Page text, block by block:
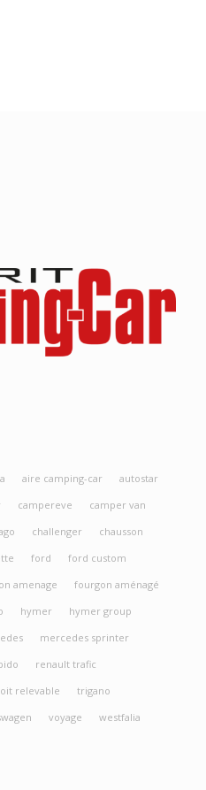
aire camping-car
autostar
campereve
camper van
challenger
chausson
ford
ford custom
amenage
fourgon aménagé
hymer
hymer group
mercedes sprinter
renault trafic
relevable
trigano
voyage westfalia